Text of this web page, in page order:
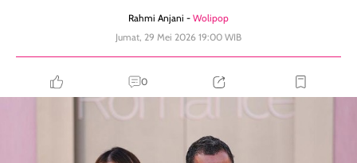
Rahmi Anjani - Wolipop
Jumat, 29 Mei 2026 19:00 WIB
0